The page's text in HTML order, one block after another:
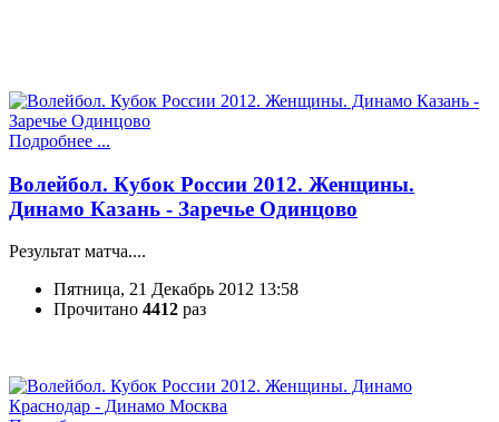
Подробнее ...
Волейбол. Кубок России 2012. Женщины.
Динамо Казань - Заречье Одинцово
Результат матча....
Пятница, 21 Декабрь 2012 13:58
Прочитано 4412 раз